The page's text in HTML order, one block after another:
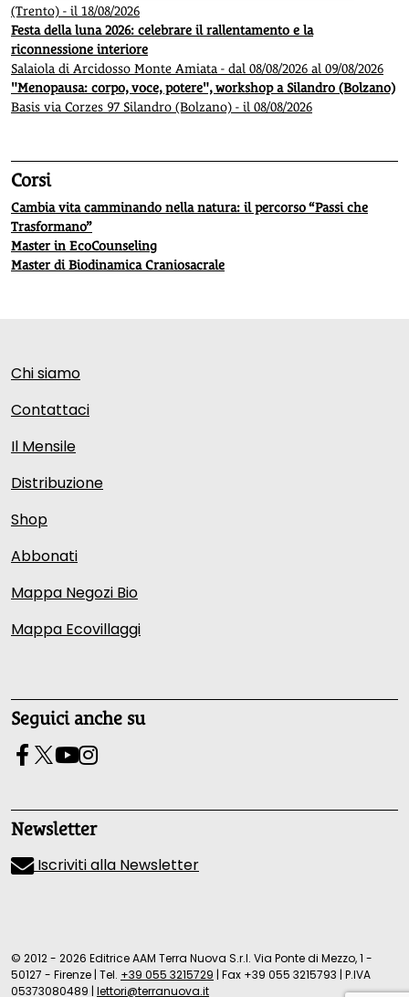
(Trento) - il 18/08/2026
Festa della luna 2026: celebrare il rallentamento e la
riconnessione interiore
Salaiola di Arcidosso Monte Amiata - dal 08/08/2026 al 09/08/2026
"Menopausa: corpo, voce, potere", workshop a Silandro (Bolzano)
Basis via Corzes 97 Silandro (Bolzano) - il 08/08/2026
Corsi
Cambia vita camminando nella natura: il percorso “Passi che
Trasformano”
Master in EcoCounseling
Master di Biodinamica Craniosacrale
Chi siamo
Contattaci
Il Mensile
Distribuzione
Shop
Abbonati
Mappa Negozi Bio
Mappa Ecovillaggi
Seguici anche su
Newsletter
Iscriviti alla Newsletter
© 2012 - 2026 Editrice AAM Terra Nuova S.r.l. Via Ponte di Mezzo, 1 -
50127 - Firenze | Tel. +39 055 3215729 | Fax +39 055 3215793 | P.IVA
05373080489 | lettori@terranuova.it